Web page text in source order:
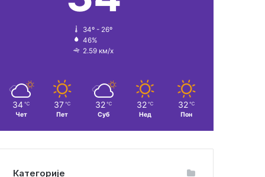
34º - 26º
46%
2.59 км/х
34 ℃
Чет
37 ℃
Пет
32 ℃
Суб
32 ℃
Нед
32 ℃
Пон
Категорије